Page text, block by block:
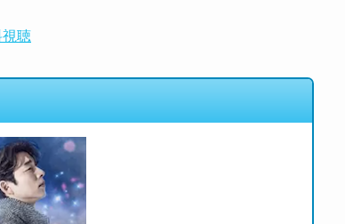
視聴